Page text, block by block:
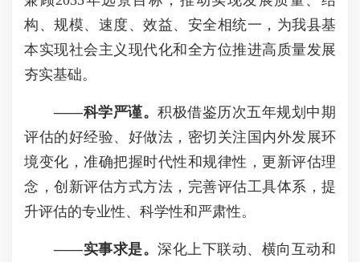
构、规模、速度、效益、安全相统一，为我县基
本实现社会主义现代化和全方位推进高质量发展
夯实基础。
——科学严谨。积极借鉴历次五年规划中期
评估的好经验、好做法，密切关注国内外发展环
境变化，准确把握时代性和规律性，更新评估理
念，创新评估方式方法，完善评估工具体系，提
升评估的专业性、科学性和严肃性。
——实事求是。深化上下联动、横向互动和